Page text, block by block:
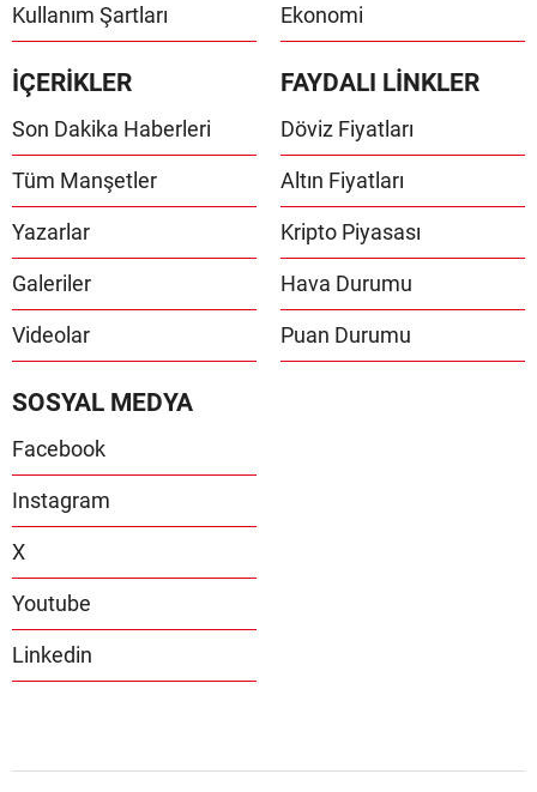
Kullanım Şartları Ekonomi
İÇERİKLER
Son Dakika Haberleri
Tüm Manşetler
Yazarlar
Galeriler
Videolar
FAYDALI LİNKLER
Döviz Fiyatları
Altın Fiyatları
Kripto Piyasası
Hava Durumu
Puan Durumu
SOSYAL MEDYA
Facebook
Instagram
X
Youtube
Linkedin